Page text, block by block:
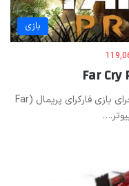
بازی
سیستم مورد نیاز و سیستم پیشنهادی برای اجرای بازی فارکرای پریمال (Far